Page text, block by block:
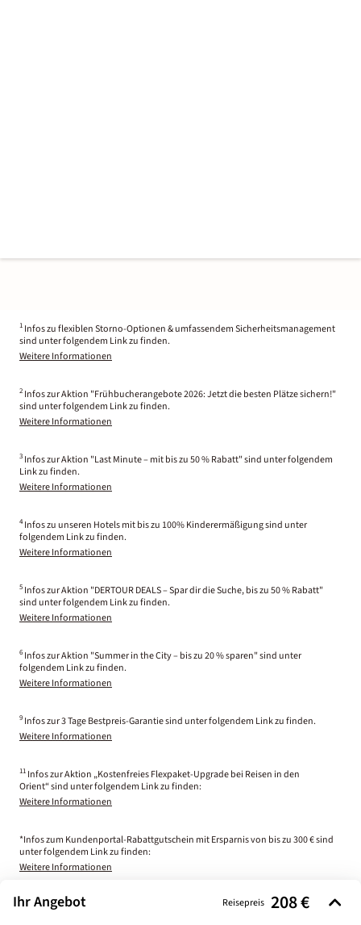
Ihr Angebot Reisepreis 208 €
1 Infos zu flexiblen Storno-Optionen & umfassendem Sicherheitsmanagement
sind unter folgendem Link zu finden.
Weitere Informationen
2 Infos zur Aktion "Frühbucherangebote 2026: Jetzt die besten Plätze sichern!"
sind unter folgendem Link zu finden.
Weitere Informationen
3 Infos zur Aktion "Last Minute – mit bis zu 50 % Rabatt" sind unter folgendem
Link zu finden.
Weitere Informationen
4 Infos zu unseren Hotels mit bis zu 100% Kinderermäßigung sind unter
folgendem Link zu finden.
Weitere Informationen
5 Infos zur Aktion "DERTOUR DEALS – Spar dir die Suche, bis zu 50 % Rabatt"
sind unter folgendem Link zu finden.
Weitere Informationen
6 Infos zur Aktion "Summer in the City – bis zu 20 % sparen" sind unter
folgendem Link zu finden.
Weitere Informationen
9 Infos zur 3 Tage Bestpreis-Garantie sind unter folgendem Link zu finden.
Weitere Informationen
11 Infos zur Aktion „Kostenfreies Flexpaket-Upgrade bei Reisen in den
Orient“ sind unter folgendem Link zu finden:
Weitere Informationen
*Infos zum Kundenportal-Rabattgutschein mit Ersparnis von bis zu 300 € sind
unter folgendem Link zu finden:
Weitere Informationen